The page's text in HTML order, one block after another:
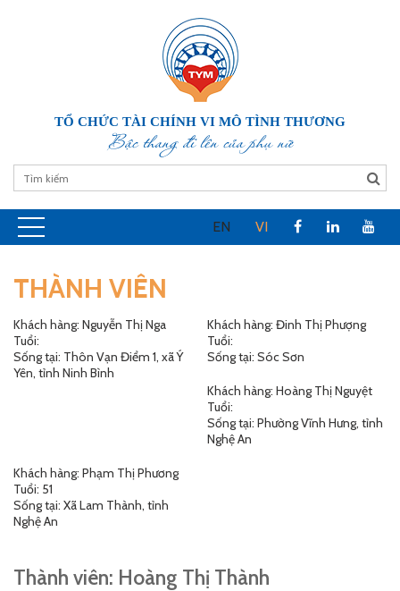
TỔ CHỨC TÀI CHÍNH VI MÔ TÌNH THƯƠNG
Bậc thang đi lên của phụ nữ
EN VI
THÀNH VIÊN
Khách hàng: Nguyễn Thị Nga
Tuổi:
Sống tại: Thôn Vạn Điểm 1, xã Ý
Yên, tỉnh Ninh Bình
Khách hàng: Đinh Thị Phượng
Tuổi:
Sống tại: Sóc Sơn
Khách hàng: Hoàng Thị Nguyệt
Tuổi:
Sống tại: Phường Vĩnh Hưng, tỉnh
Nghệ An
Khách hàng: Phạm Thị Phương
Tuổi: 51
Sống tại: Xã Lam Thành, tỉnh
Nghệ An
Thành viên: Hoàng Thị Thành